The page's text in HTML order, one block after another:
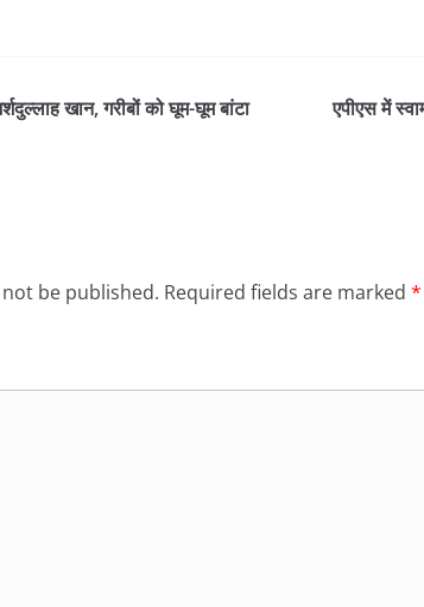
खान, गरीबों को घूम-घूम बांटा
एपीएस में
be published. Required fields are marked *